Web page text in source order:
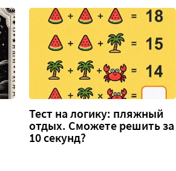
Тест на логику: пляжный
отдых. Сможете решить за
10 секунд?